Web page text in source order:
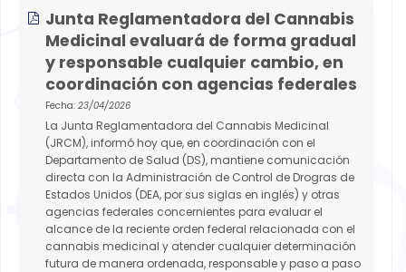
Junta Reglamentadora del Cannabis
Medicinal evaluará de forma gradual
y responsable cualquier cambio, en
coordinación con agencias federales
Fecha: 23/04/2026
La Junta Reglamentadora del Cannabis Medicinal
(JRCM), informó hoy que, en coordinación con el
Departamento de Salud (DS), mantiene comunicación
directa con la Administración de Control de Drogras de
Estados Unidos (DEA, por sus siglas en inglés) y otras
agencias federales concernientes para evaluar el
alcance de la reciente orden federal relacionada con el
cannabis medicinal y atender cualquier determinación
futura de manera ordenada, responsable y paso a paso